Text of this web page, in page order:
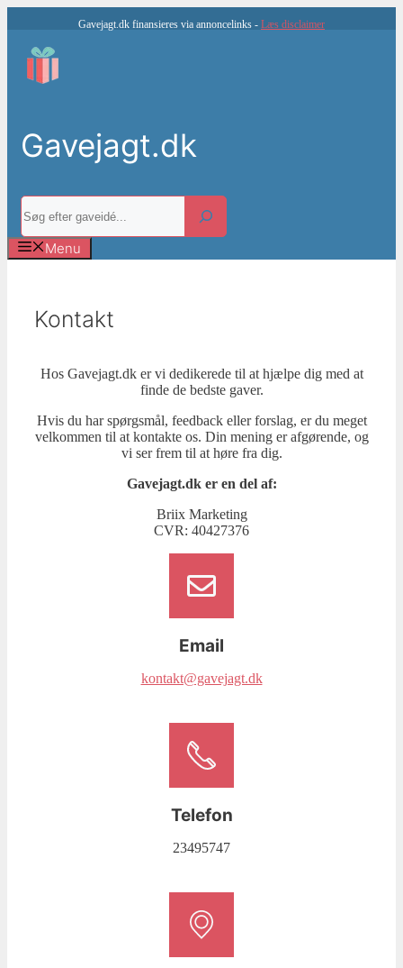
indhold
Gavejagt.dk finansieres via annoncelinks - Læs disclaimer
Gavejagt.dk
Søg
Menu
Kontakt
Hos Gavejagt.dk er vi dedikerede til at hjælpe dig med at
finde de bedste gaver.
Hvis du har spørgsmål, feedback eller forslag, er du meget
velkommen til at kontakte os. Din mening er afgørende, og
vi ser frem til at høre fra dig.
Gavejagt.dk er en del af:
Briix Marketing
CVR: 40427376
Email
kontakt@gavejagt.dk
Telefon
23495747